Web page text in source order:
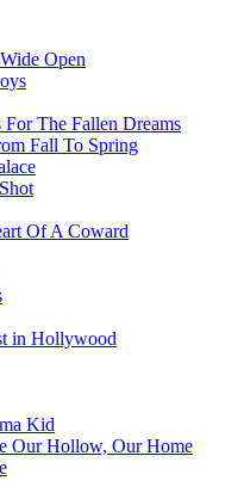
Open
For The Fallen Dreams
Fall To Spring
Of A Coward
in Hollywood
Kid
Our Hollow, Our Home